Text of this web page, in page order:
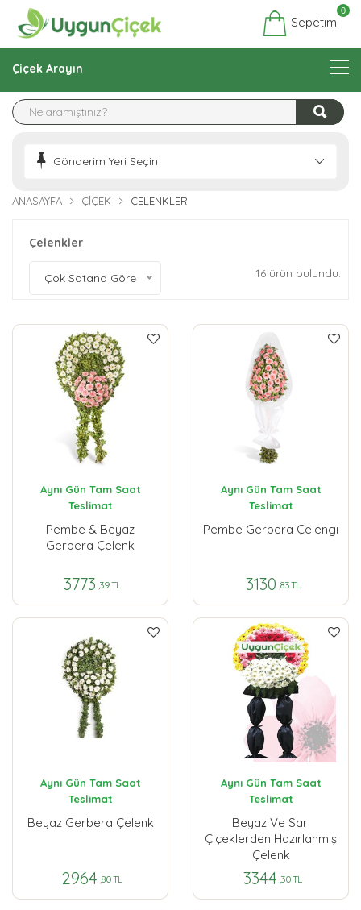
Sepetim
0
Çiçek Arayın
Gönderim Yeri Seçin
ANASAYFA ÇIÇEK ÇELENKLER
Çelenkler
Çok Satana Göre 16 ürün bulundu.
Aynı Gün Tam Saat
Teslimat
Pembe & Beyaz
Gerbera Çelenk
3773 ,39 TL
Aynı Gün Tam Saat
Teslimat
Pembe Gerbera Çelengi
3130 ,83 TL
Aynı Gün Tam Saat
Teslimat
Beyaz Gerbera Çelenk
2964 ,80 TL
Aynı Gün Tam Saat
Teslimat
Beyaz Ve Sarı
Çiçeklerden Hazırlanmış
Çelenk
3344 ,30 TL